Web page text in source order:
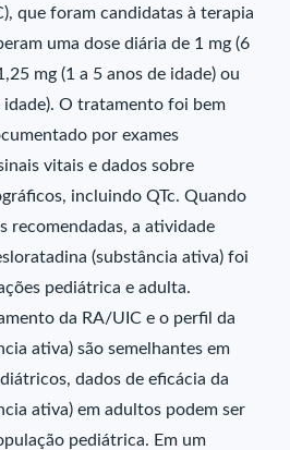
que foram candidatas à terapia
uma dose diária de 1 mg (6
mg (1 a 5 anos de idade) ou
idade). O tratamento foi bem
por exames
vitais e dados sobre
incluindo QTc. Quando
recomendadas, a atividade
(substância ativa) foi
pediátrica e adulta.
da RA/UIC e o perfil da
ativa) são semelhantes em
dados de eficácia da
ativa) em adultos podem ser
pediátrica. Em um